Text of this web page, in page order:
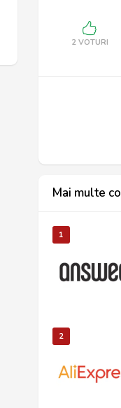
2 VOTURI
Mai multe
1
2